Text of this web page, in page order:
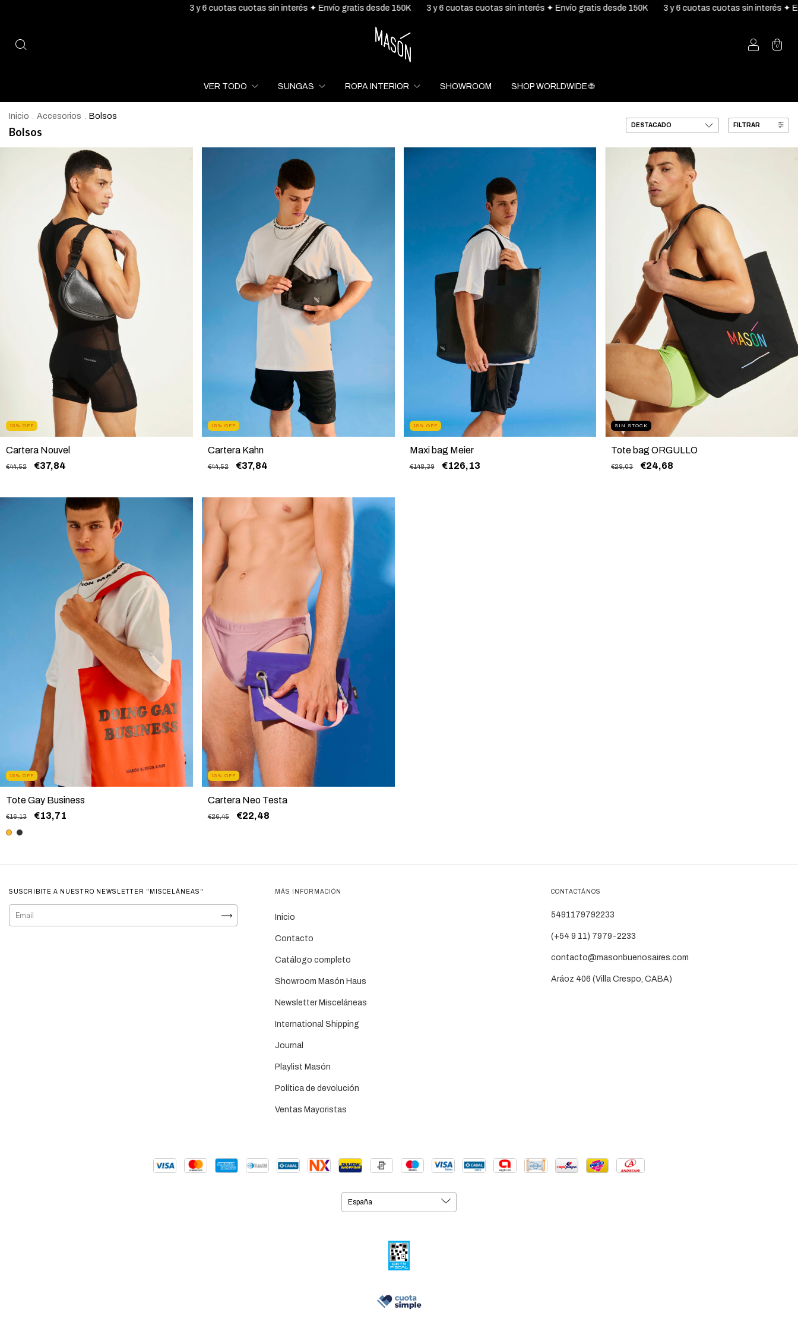
3 y 6 cuotas cuotas sin interés ✦ Envío gratis desde 150K 3 y 6 cuotas cuotas sin interés ✦ Envío gratis desde 150K 3 y 6 cuotas cuotas sin interés ✦ Envío
0
VER TODO SUNGAS ROPA INTERIOR SHOWROOM SHOP WORLDWIDE 🌐
Inicio Accesorios Bolsos
Bolsos
FILTRAR
15 % OFF
Cartera Nouvel
€44,52 €37,84
15 % OFF
Cartera Kahn
€44,52 €37,84
15 % OFF
Maxi bag Meier
€148,39 €126,13
SIN STOCK
Tote bag ORGULLO
€29,03 €24,68
15 % OFF
Tote Gay Business
€16,13 €13,71
15 % OFF
Cartera Neo Testa
€26,45 €22,48
SUSCRIBITE A NUESTRO NEWSLETTER "MISCELÁNEAS" MÁS INFORMACIÓN
Inicio
Contacto
Catálogo completo
Showroom Masón Haus
Newsletter Misceláneas
International Shipping
Journal
Playlist Masón
Política de devolución
Ventas Mayoristas
CONTACTÁNOS
5491179792233
(+54 9 11) 7979-2233
contacto@masonbuenosaires.com
Aráoz 406 (Villa Crespo, CABA)